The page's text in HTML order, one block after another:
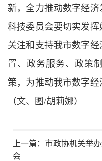
新，全力推动数字经
科技委员会要切实发
关注和支持我市数字
置、政务服务、政策
策，为推动我市数字经
（文、图/胡莉娜）
上一篇： 市政协机关举
会